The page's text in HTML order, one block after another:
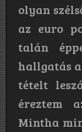
olyan
az euro
talán
hallgatás
tételt
éreztem
Mintha